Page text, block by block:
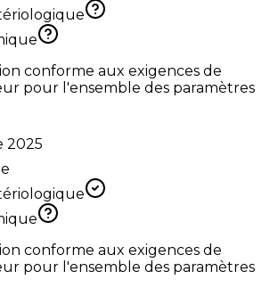
conforme aux exigences de
pour l'ensemble des paramètres
2025
conforme aux exigences de
pour l'ensemble des paramètres